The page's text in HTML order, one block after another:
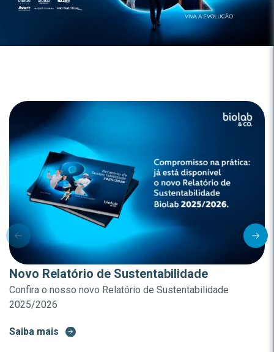
Novo Relatório de Sustentabilidade
Confira o nosso novo Relatório de Sustentabilidade
2025/2026
Saiba mais